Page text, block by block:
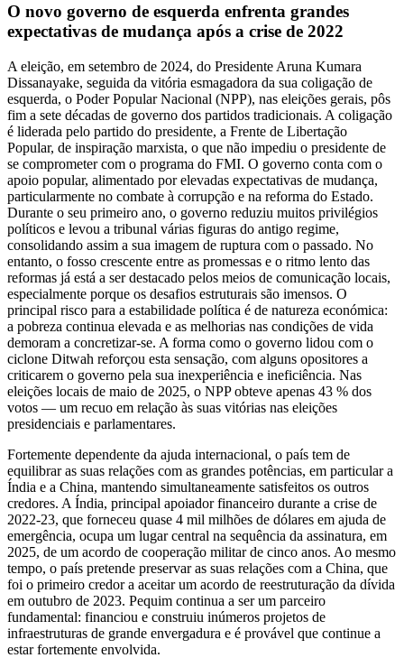
O novo governo de esquerda enfrenta grandes
expectativas de mudança após a crise de 2022
A eleição, em setembro de 2024, do Presidente Aruna Kumara
Dissanayake, seguida da vitória esmagadora da sua coligação de
esquerda, o Poder Popular Nacional (NPP), nas eleições gerais, pôs
fim a sete décadas de governo dos partidos tradicionais. A coligação
é liderada pelo partido do presidente, a Frente de Libertação
Popular, de inspiração marxista, o que não impediu o presidente de
se comprometer com o programa do FMI. O governo conta com o
apoio popular, alimentado por elevadas expectativas de mudança,
particularmente no combate à corrupção e na reforma do Estado.
Durante o seu primeiro ano, o governo reduziu muitos privilégios
políticos e levou a tribunal várias figuras do antigo regime,
consolidando assim a sua imagem de ruptura com o passado. No
entanto, o fosso crescente entre as promessas e o ritmo lento das
reformas já está a ser destacado pelos meios de comunicação locais,
especialmente porque os desafios estruturais são imensos. O
principal risco para a estabilidade política é de natureza económica:
a pobreza continua elevada e as melhorias nas condições de vida
demoram a concretizar-se. A forma como o governo lidou com o
ciclone Ditwah reforçou esta sensação, com alguns opositores a
criticarem o governo pela sua inexperiência e ineficiência. Nas
eleições locais de maio de 2025, o NPP obteve apenas 43 % dos
votos — um recuo em relação às suas vitórias nas eleições
presidenciais e parlamentares.
Fortemente dependente da ajuda internacional, o país tem de
equilibrar as suas relações com as grandes potências, em particular a
Índia e a China, mantendo simultaneamente satisfeitos os outros
credores. A Índia, principal apoiador financeiro durante a crise de
2022-23, que forneceu quase 4 mil milhões de dólares em ajuda de
emergência, ocupa um lugar central na sequência da assinatura, em
2025, de um acordo de cooperação militar de cinco anos. Ao mesmo
tempo, o país pretende preservar as suas relações com a China, que
foi o primeiro credor a aceitar um acordo de reestruturação da dívida
em outubro de 2023. Pequim continua a ser um parceiro
fundamental: financiou e construiu inúmeros projetos de
infraestruturas de grande envergadura e é provável que continue a
estar fortemente envolvida.